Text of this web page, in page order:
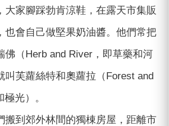
大家腳踩勃肯涼鞋，在露天市集販
也會自己做堅果奶油醬。他們常把
佛（Herb and River，即草藥和河
叫芙蘿絲特和奧蘿拉（Forest and
光）。
搬到郊外林間的獨棟房屋，距離市